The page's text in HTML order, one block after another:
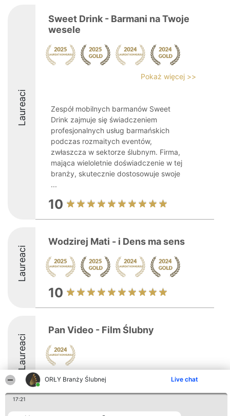
ORŁY Branży Ślubnej Live chat
17:21
Laureaci
Sweet Drink - Barmani na Twoje
wesele
Pokaż więcej >>
Zespół mobilnych barmanów Sweet
Drink zajmuje się świadczeniem
profesjonalnych usług barmańskich
podczas rozmaitych eventów,
zwłaszcza w sektorze ślubnym. Firma,
mająca wieloletnie doświadczenie w tej
branży, skutecznie dostosowuje swoje
...
10
Laureaci
Wodzirej Mati - i Dens ma sens
10
Laureaci
Pan Video - Film Ślubny